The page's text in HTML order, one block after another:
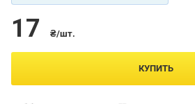
17 ₴/шт.
КУПИТЬ